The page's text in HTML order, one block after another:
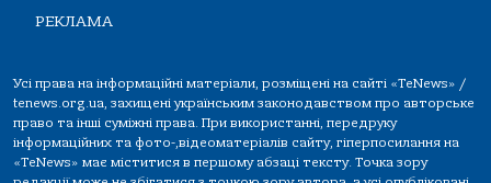
РЕКЛАМА
Усі права на інформаційні матеріали, розміщені на сайті «TeNews» /
tenews.org.ua, захищені українським законодавством про авторське
право та інші суміжні права. При використанні, передруку
інформаційних та фото-,відеоматеріалів сайту, гіперпосилання на
«TeNews» має міститися в першому абзаці тексту. Точка зору